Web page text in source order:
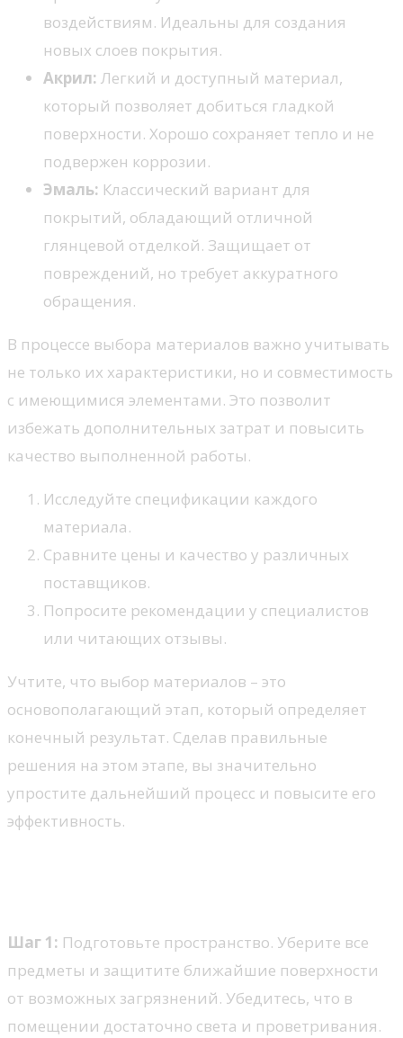
воздействиям. Идеальны для создания
новых слоев покрытия.
Акрил: Легкий и доступный материал,
который позволяет добиться гладкой
поверхности. Хорошо сохраняет тепло и не
подвержен коррозии.
Эмаль: Классический вариант для
покрытий, обладающий отличной
глянцевой отделкой. Защищает от
повреждений, но требует аккуратного
обращения.
В процессе выбора материалов важно учитывать
не только их характеристики, но и совместимость
с имеющимися элементами. Это позволит
избежать дополнительных затрат и повысить
качество выполненной работы.
Исследуйте спецификации каждого
материала.
Сравните цены и качество у различных
поставщиков.
Попросите рекомендации у специалистов
или читающих отзывы.
Учтите, что выбор материалов – это
основополагающий этап, который определяет
конечный результат. Сделав правильные
решения на этом этапе, вы значительно
упростите дальнейший процесс и повысите его
эффективность.
Шаг 1: Подготовьте пространство. Уберите все
предметы и защитите ближайшие поверхности
от возможных загрязнений. Убедитесь, что в
помещении достаточно света и проветривания.